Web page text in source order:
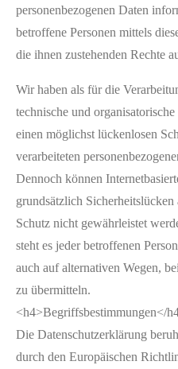
personenbezogenen Daten
betroffene Personen mittels
die ihnen zustehenden Rechte
Wir haben als für die
technische und
einen möglichst lückenlosen
verarbeiteten
Dennoch können
grundsätzlich
Schutz nicht gewährleistet
steht es jeder betroffenen
auch auf alternativen Wegen,
zu übermitteln.
<h4>Begriffsbestimmungen</
Die Datenschutzerklärung
durch den Europäischen